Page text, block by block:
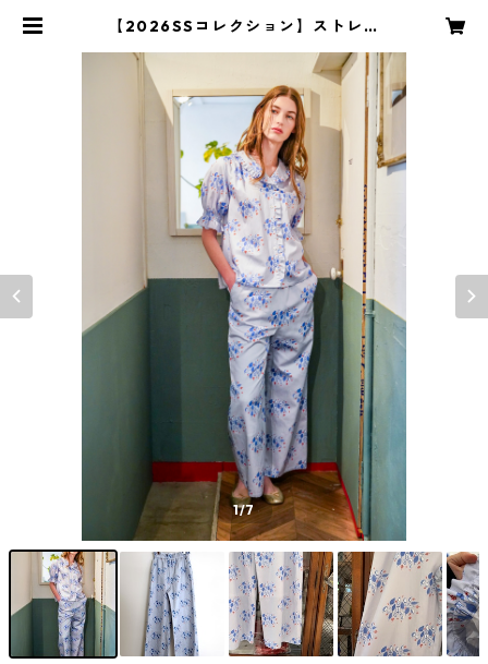
【2026SSコレクション】ストレー
1/7